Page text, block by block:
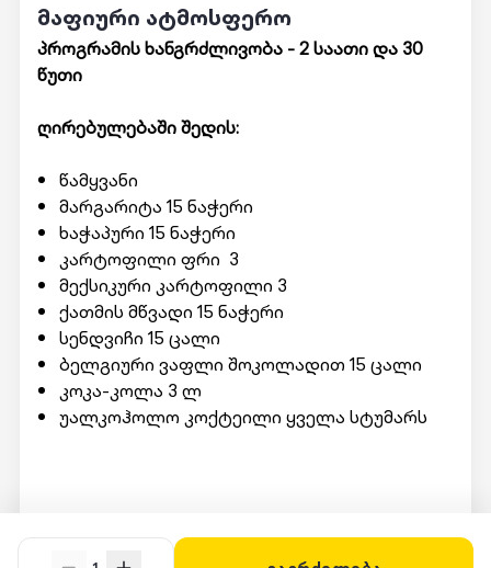
მაფიური ატმოსფერო
პროგრამის ხანგრძლივობა - 2 საათი და 30
წუთი
ღირებულებაში შედის:
წამყვანი
მარგარიტა 15 ნაჭერი
ხაჭაპური 15 ნაჭერი
კარტოფილი ფრი 3
მექსიკური კარტოფილი 3
ქათმის მწვადი 15 ნაჭერი
სენდვიჩი 15 ცალი
ბელგიური ვაფლი შოკოლადით 15 ცალი
კოკა-კოლა 3 ლ
უალკოჰოლო კოქტეილი ყველა სტუმარს
წარადგინოთ Swooper code.